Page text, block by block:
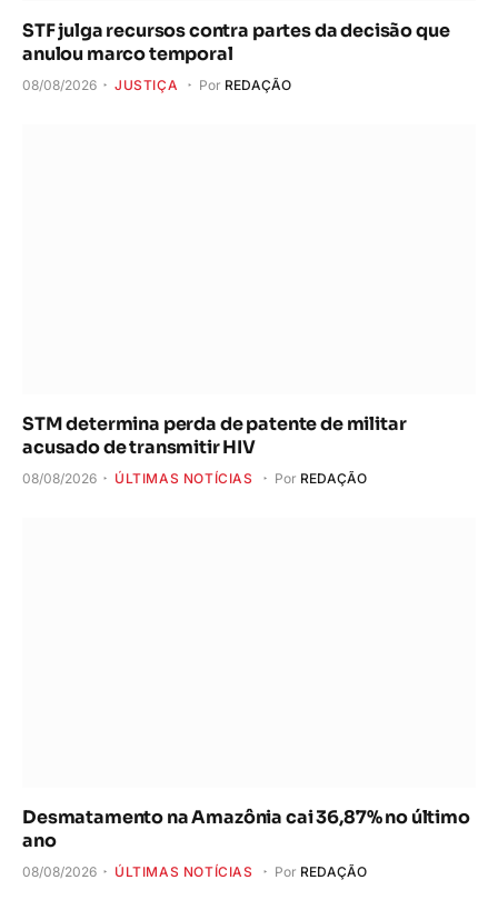
STF julga recursos contra partes da decisão que
anulou marco temporal
08/08/2026 JUSTIÇA Por REDAÇÃO
STM determina perda de patente de militar
acusado de transmitir HIV
08/08/2026 ÚLTIMAS NOTÍCIAS Por REDAÇÃO
Desmatamento na Amazônia cai 36,87% no último
ano
08/08/2026 ÚLTIMAS NOTÍCIAS Por REDAÇÃO